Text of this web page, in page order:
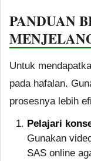
PANDUAN
Untuk
pada hafalan.
prosesnya lebih
Pelajari
Gunakan
SAS online